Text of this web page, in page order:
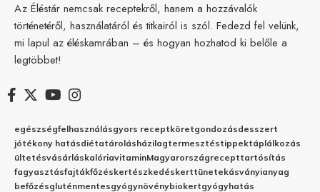
Az Éléstár nemcsak receptekről, hanem a hozzávalók
történetéről, használatáról és titkairól is szól. Fedezd fel velünk,
mi lapul az éléskamrában – és hogyan hozhatod ki belőle a
legtöbbet!
egészségfelhasználásgyors receptköretgondozásdesszert
jótékony hatásdiétatárolásházilagtermesztéstippektáplálkozás
ültetésvásárláskalóriavitaminMagyarországrecepttartósítás
fagyasztásfajtákfőzéskertészkedéskerttünetekásványianyag
befőzésgluténmentesgyógynövénybiokertgyógyhatás